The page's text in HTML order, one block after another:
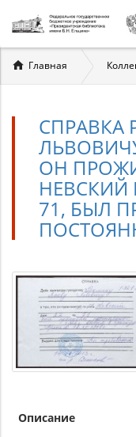
Вы
здесь
Главная
СПРАВКА
ОН
НЕВСКИЙ
71, БЫЛ
Описание